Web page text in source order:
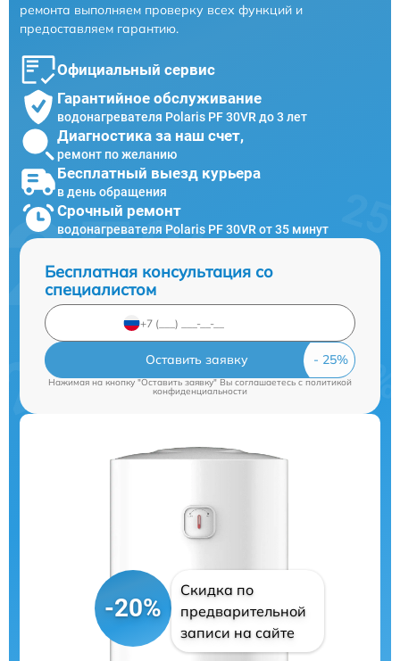
ремонта выполняем проверку всех функций и
предоставляем гарантию.
Официальный сервис
Гарантийное обслуживание
водонагревателя Polaris PF 30VR до 3 лет
Диагностика за наш счет,
ремонт по желанию
Бесплатный выезд курьера
в день обращения
Срочный ремонт
водонагревателя Polaris PF 30VR от 35 минут
Бесплатная консультация со
специалистом
Оставить заявку
Нажимая на кнопку "Оставить заявку" Вы соглашаетесь cполитикой
конфиденциальности
-20%
Скидка по
предварительной
записи на сайте